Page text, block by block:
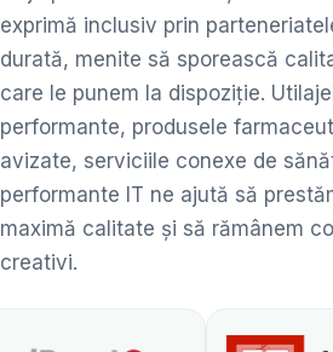
exprimă inclusiv prin
durată, menite să sporească
care le punem la dispoziție.
performante, produsele
avizate, serviciile conexe de
performante IT ne ajută să
maximă calitate și să rămânem
creativi.